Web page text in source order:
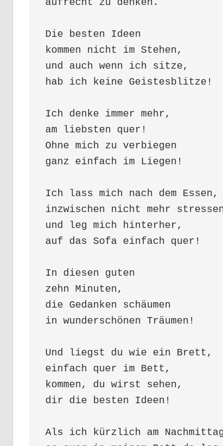
Die besten Ideen
kommen nicht im Stehen,
und auch wenn ich sitze,
hab ich keine Geistesblitze!
Ich denke immer mehr,
am liebsten quer!
Ohne mich zu verbiegen
ganz einfach im Liegen!
Ich lass mich nach dem
inzwischen nicht mehr
und leg mich hinterher,
auf das Sofa einfach quer!
In diesen guten
zehn Minuten,
die Gedanken schäumen
in wunderschönen Träumen!
Und liegst du wie ein Brett,
einfach quer im Bett,
kommen, du wirst sehen,
dir die besten Ideen!
Als ich kürzlich am